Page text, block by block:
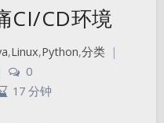
CI/CD环境
,Linux,Python,分类 |
0
17 分钟